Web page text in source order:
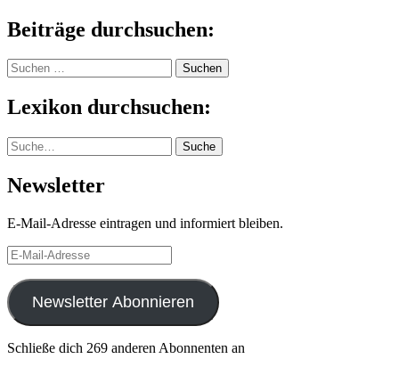
Beiträge durchsuchen:
Suchen
nach:
Lexikon durchsuchen:
Suche Suche
Newsletter
E-Mail-Adresse eintragen und informiert bleiben.
E-
Mail-
Adresse
Newsletter Abonnieren
Schließe dich 269 anderen Abonnenten an